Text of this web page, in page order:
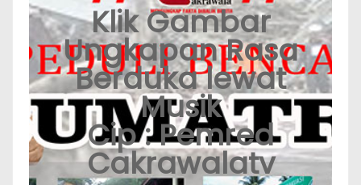
Klik Gambar
Ungkapan Rasa
Berduka lewat
Musik
Cip : Pemred
Cakrawalatv